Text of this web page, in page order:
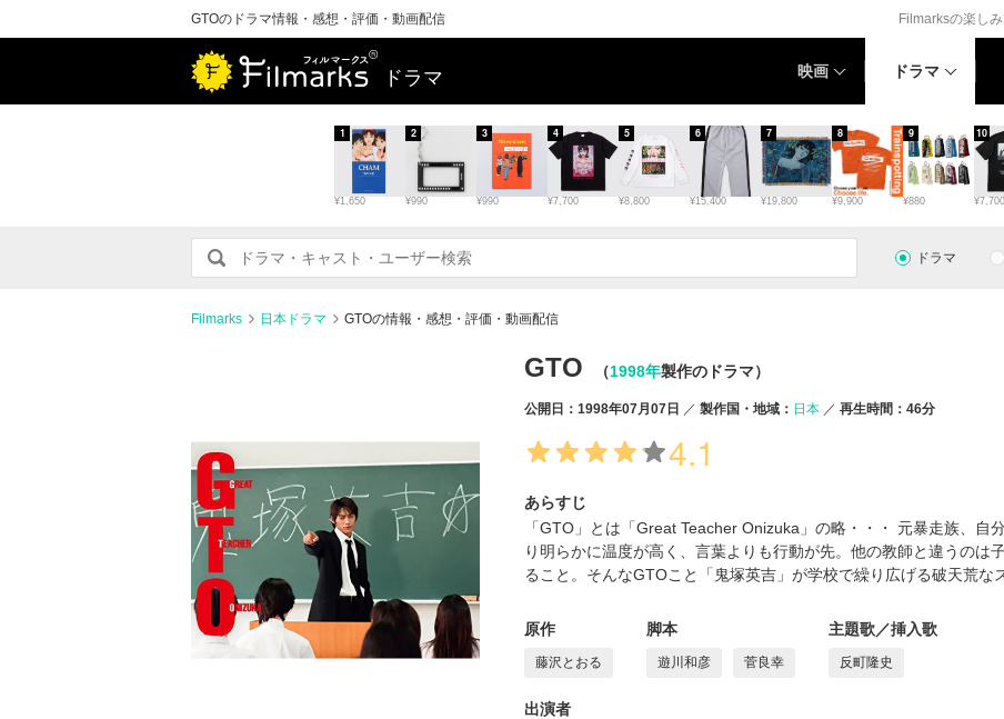
GTOのドラマ情報・感想・評価・動画配信 Filmarksの楽し
ドラマ 映画 ドラマ
¥1,650
1
¥990
2
¥990
3
¥7,700
4
¥8,800
5
¥15,400
6
¥19,800
7
¥9,900
8
¥880
9
¥7,700
10
ドラマ
Filmarks 日本ドラマ GTOの情報・感想・評価・動画配信
GTO （1998年製作のドラマ）
公開日：1998年07月07日 製作国・地域： 日本 再生時間：46分
4.1
あらすじ
「GTO」とは「Great Teacher Onizuka」の略・・・ 元暴走族、自
り明らかに温度が高く、言葉よりも行動が先。他の教師と違うのは
ること。そんなGTOこと「鬼塚英吉」が学校で繰り広げる破天荒な
原作
藤沢とおる
脚本
遊川和彦 菅良幸
主題歌／挿入歌
反町隆史
出演者